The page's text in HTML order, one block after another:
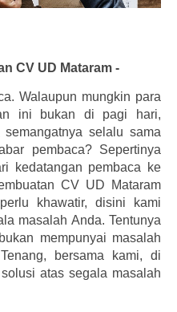
CV UD Mataram -
Walaupun mungkin para
ini bukan di pagi hari,
selalu sama
pembaca? Sepertinya
kedatangan pembaca ke
CV UD Mataram
khawatir, disini kami
masalah Anda. Tentunya
mempunyai masalah
bersama kami, di
atas segala masalah